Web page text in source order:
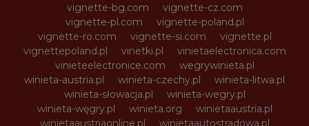
vignette-bg.com
vignette-cz.com
vignette-pl.com
vignette-poland.pl
vignette-ro.com
vignette-si.com
vignette.pl
vignettepoland.pl
vinetki.pl
vinietaelectronica.com
vinieteelectronice.com
wegrywinieta.pl
winieta-austria.pl
winieta-czechy.pl
winieta-litwa.pl
winieta-słowacja.pl
winieta-wegry.pl
winieta-węgry.pl
winieta.org
winietaaustria.pl
winietaaustriaonline.pl
winietaautostradowa.pl